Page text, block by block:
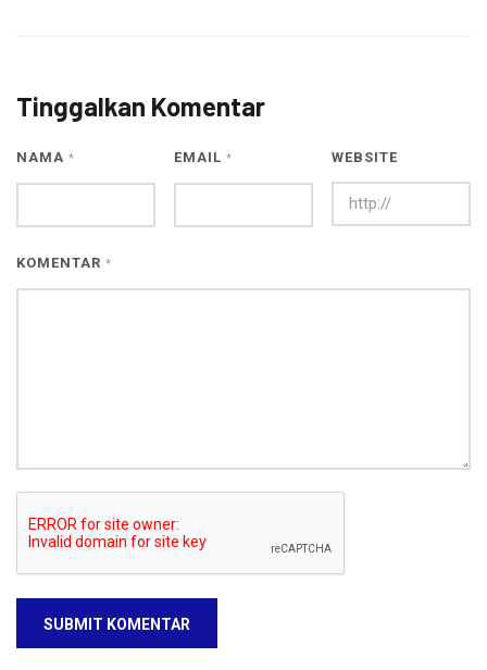
Tinggalkan Komentar
NAMA * EMAIL * WEBSITE
KOMENTAR *
SUBMIT KOMENTAR